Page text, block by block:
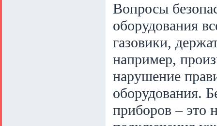
Вопросы
оборудования
газовики,
например,
нарушение
оборудования.
приборов – это